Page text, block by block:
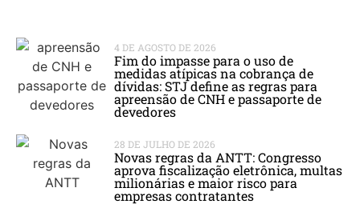
4 DE AGOSTO DE 2026
Fim do impasse para o uso de
medidas atípicas na cobrança de
dívidas: STJ define as regras para
apreensão de CNH e passaporte de
devedores
28 DE JULHO DE 2026
Novas regras da ANTT: Congresso
aprova fiscalização eletrônica, multas
milionárias e maior risco para
empresas contratantes